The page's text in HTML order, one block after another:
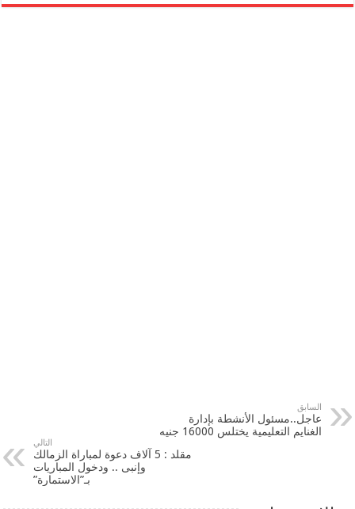
السابق
عاجل..مسئول الأنشطة بإدارة
الغنايم التعليمية يختلس 16000 جنيه
التالي
مقلد : 5 آلاف دعوة لمباراة الزمالك
وإنبى .. ودخول المباريات
بـ”الاستمارة”